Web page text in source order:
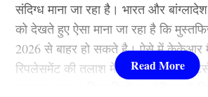
संदिग्ध माना जा रहा है। भारत और
को देखते हुए ऐसा माना जा रहा है कि
2026 से बाहर हो सकते है। ऐसे में
रिपलेसमेंट की तलाश में जुट गया है।